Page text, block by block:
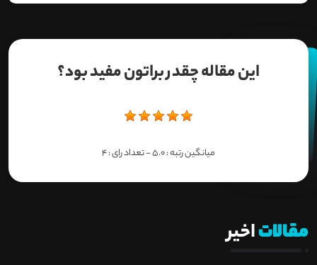
این مقاله چقدر براتون مفید بود؟
میانگین رتبه :5.0- تعداد رای :4
مقالاتاخیر